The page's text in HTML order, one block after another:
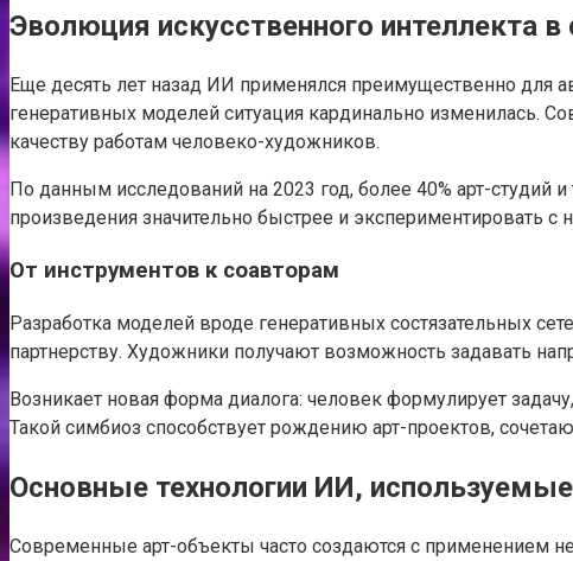
Эволюция искусственного интеллекта в
Еще десять лет назад ИИ применялся преимущественно для
генеративных моделей ситуация кардинально изменилась.
качеству работам человеко-художников.
По данным исследований на 2023 год, более 40% арт-
произведения значительно быстрее и
От инструментов к соавторам
Разработка моделей вроде генеративных состязательных
партнерству. Художники получают возможность задавать
Возникает новая форма диалога: человек формулирует
Такой симбиоз способствует рождению арт-проектов,
Основные технологии ИИ,
Современные арт-объекты часто создаются с применением